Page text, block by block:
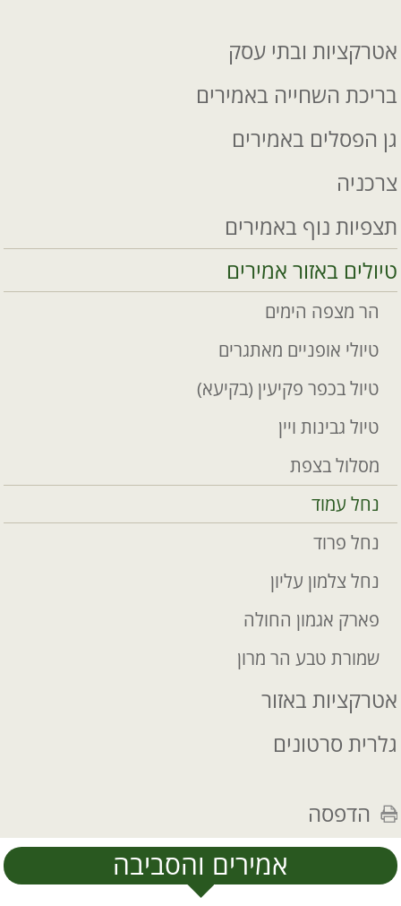
אטרקציות ובתי עסק
בריכת השחייה באמירים
גן הפסלים באמירים
צרכניה
תצפיות נוף באמירים
טיולים באזור אמירים
הר מצפה הימים
טיולי אופניים מאתגרים
טיול בכפר פקיעין (בקיעא)
טיול גבינות ויין
מסלול בצפת
נחל עמוד
נחל פרוד
נחל צלמון עליון
פארק אגמון החולה
שמורת טבע הר מרון
אטרקציות באזור
גלרית סרטונים
הדפסה
אמירים והסביבה